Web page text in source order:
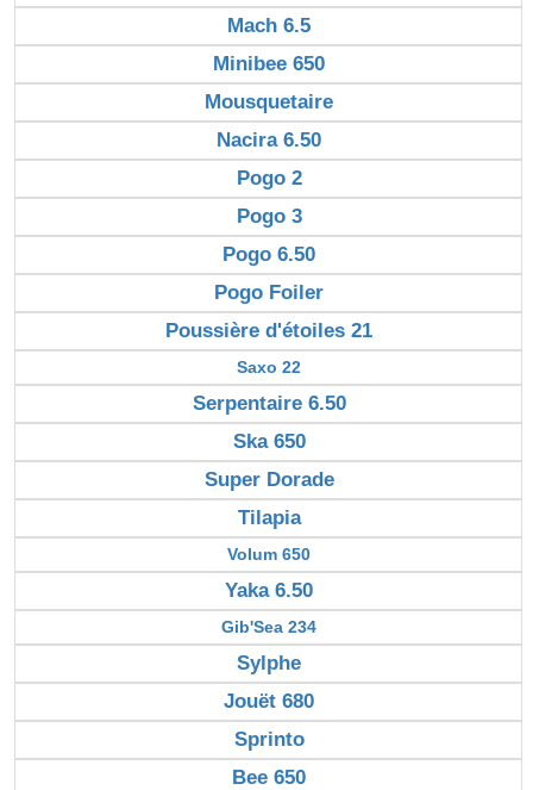
Mach 6.5
Minibee 650
Mousquetaire
Nacira 6.50
Pogo 2
Pogo 3
Pogo 6.50
Pogo Foiler
Poussière d'étoiles 21
Saxo 22
Serpentaire 6.50
Ska 650
Super Dorade
Tilapia
Volum 650
Yaka 6.50
Gib'Sea 234
Sylphe
Jouët 680
Sprinto
Bee 650